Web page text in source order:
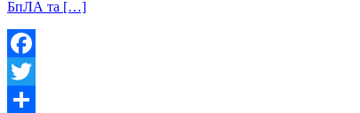
БпЛА та […]
Facebook
Twitter